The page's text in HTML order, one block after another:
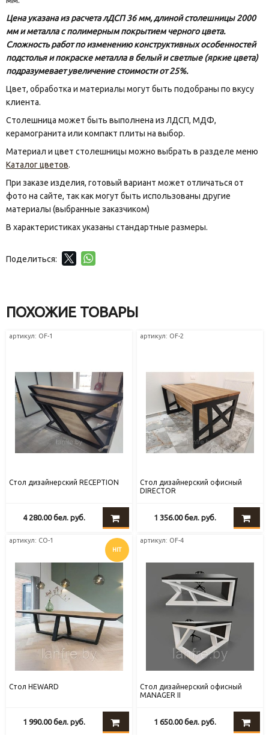
Цена указана из расчета лДСП 36 мм, длиной столешницы 2000
мм и металла с полимерным покрытием черного цвета.
Сложность работ по изменению конструктивных особенностей
подстолья и покраске металла в белый и светлые (яркие цвета)
подразумевает увеличение стоимости от 25%.
Цвет, обработка и материалы могут быть подобраны по вкусу
клиента.
Столешница может быть выполнена из ЛДСП, МДФ,
керамогранита или компакт плиты на выбор.
Материал и цвет столешницы можно выбрать в разделе меню
Каталог цветов.
При заказе изделия, готовый вариант может отличаться от
фото на сайте, так как могут быть использованы другие
материалы (выбранные заказчиком)
В характеристиках указаны стандартные размеры.
Поделиться:
ПОХОЖИЕ ТОВАРЫ
артикул: OF-1
Стол дизайнерский RECEPTION
4 280.00бел. руб.
артикул: OF-2
Стол дизайнерский офисный
DIRECTOR
1 356.00бел. руб.
артикул: СО-1
HIT
Стол HEWARD
1 990.00бел. руб.
артикул: OF-4
Стол дизайнерский офисный
MANAGER II
1 650.00бел. руб.